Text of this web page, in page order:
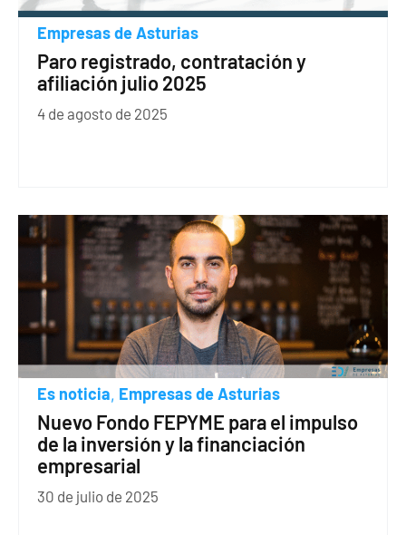
Empresas de Asturias
Paro registrado, contratación y
afiliación julio 2025
4 de agosto de 2025
Es noticia, Empresas de Asturias
Nuevo Fondo FEPYME para el impulso
de la inversión y la financiación
empresarial
30 de julio de 2025